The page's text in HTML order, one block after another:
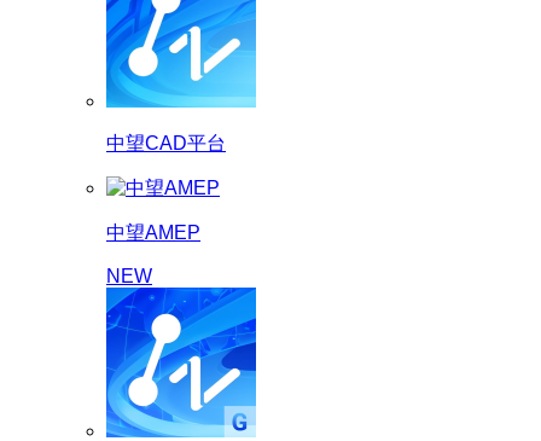
中望CAD平台
中望AMEP
NEW